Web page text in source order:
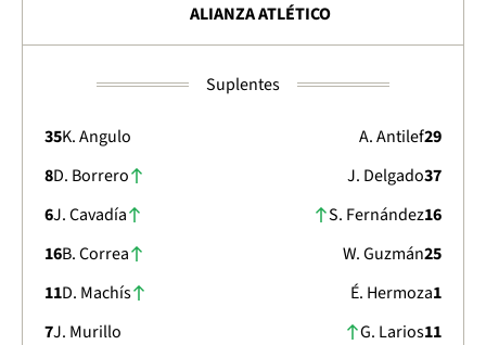
ALIANZA ATLÉTICO
Suplentes
35K. Angulo
8D. Borrero
6J. Cavadía
16B. Correa
11D. Machís
7J. Murillo
29
A. Antilef
37
J. Delgado
16
S. Fernández
25
W. Guzmán
1
É. Hermoza
11
G. Larios